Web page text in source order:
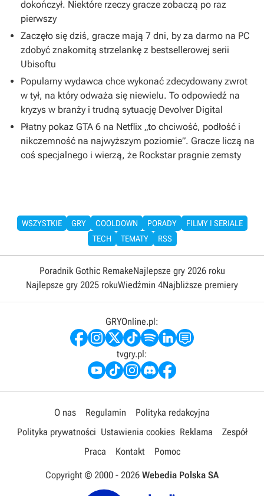
dokończył. Niektóre rzeczy gracze zobaczą po raz
pierwszy
Zaczęło się dziś, gracze mają 7 dni, by za darmo na PC
zdobyć znakomitą strzelankę z bestsellerowej serii
Ubisoftu
Popularny wydawca chce wykonać zdecydowany zwrot
w tył, na który odważa się niewielu. To odpowiedź na
kryzys w branży i trudną sytuację Devolver Digital
Płatny pokaz GTA 6 na Netflix „to chciwość, podłość i
nikczemność na najwyższym poziomie”. Gracze liczą na
coś specjalnego i wierzą, że Rockstar pragnie zemsty
WSZYSTKIE GRY COOLDOWN PORADY
FILMY I SERIALE
TECH
TEMATY RSS
Poradnik Gothic RemakeNajlepsze gry 2026 roku
Najlepsze gry 2025 rokuWiedźmin 4Najbliższe premiery
GRYOnline.pl:
tvgry.pl:
O nas Regulamin
Polityka redakcyjna
Polityka prywatności Ustawienia cookies Reklama
Zespół
Praca
Kontakt Pomoc
Copyright © 2000 - 2026 Webedia Polska SA